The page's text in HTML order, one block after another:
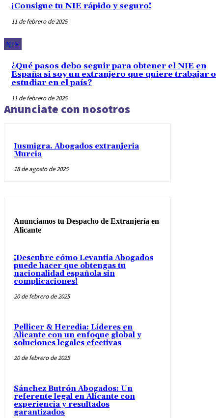
¡Consigue tu NIE rápido y seguro!
11 de febrero de 2025
NIE
¿Qué pasos debo seguir para obtener el NIE en
España si soy un extranjero que quiere trabajar o
estudiar en el país?
11 de febrero de 2025
Anunciate con nosotros
Iusmigra. Abogados extranjeria
Murcia
18 de agosto de 2025
Anunciamos tu Despacho de Extranjería en
Alicante
¡Descubre cómo Levantia Abogados
puede hacer que obtengas tu
nacionalidad española sin
complicaciones!
20 de febrero de 2025
Pellicer & Heredia: Líderes en
Alicante con un enfoque global y
soluciones legales efectivas
20 de febrero de 2025
Sánchez Butrón Abogados: Un
referente legal en Alicante con
experiencia y resultados
garantizados